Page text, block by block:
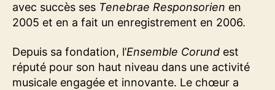
avec succès ses Tenebrae Responsorien en
2005 et en a fait un enregistrement en 2006.
Depuis sa fondation, l’Ensemble Corund est
réputé pour son haut niveau dans une activité
musicale engagée et innovante. Le chœur a